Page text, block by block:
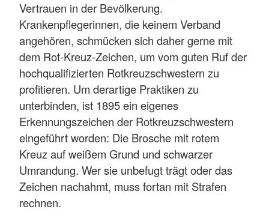
Vertrauen in der Bevölkerung.
Krankenpflegerinnen, die keinem Verband
angehören, schmücken sich daher gerne mit
dem Rot-Kreuz-Zeichen, um vom guten Ruf der
hochqualifizierten Rotkreuzschwestern zu
profitieren. Um derartige Praktiken zu
unterbinden, ist 1895 ein eigenes
Erkennungszeichen der Rotkreuzschwestern
eingeführt worden: Die Brosche mit rotem
Kreuz auf weißem Grund und schwarzer
Umrandung. Wer sie unbefugt trägt oder das
Zeichen nachahmt, muss fortan mit Strafen
rechnen.